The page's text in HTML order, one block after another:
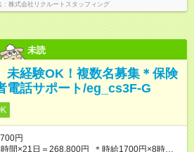
株式会社リクルートスタッフィング
未読
未経験OK！複数名募集＊保険
電話サポート/eg_cs3F-G
円
間×21日＝268,800円 ＊時給1700円×8時間